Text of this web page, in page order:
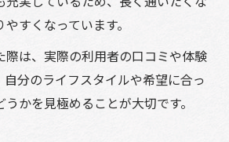
すくなっています。
際は、実際の利用者の口コミや体験
分のライフスタイルや希望に合っ
かを見極めることが大切です。